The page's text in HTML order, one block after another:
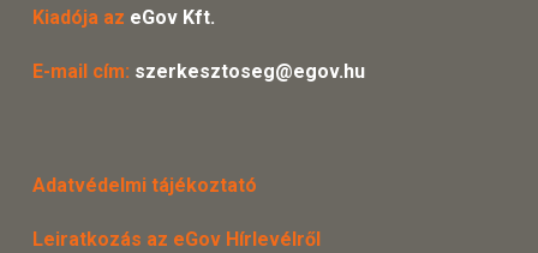
Kiadója az eGov Kft.
E-mail cím: szerkesztoseg@egov.hu
Adatvédelmi tájékoztató
Leiratkozás az eGov Hírlevélről